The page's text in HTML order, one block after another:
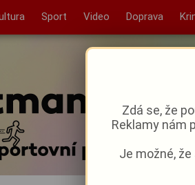
Sport Video Doprava
Zdá se, že
Reklamy nám
Je možné,